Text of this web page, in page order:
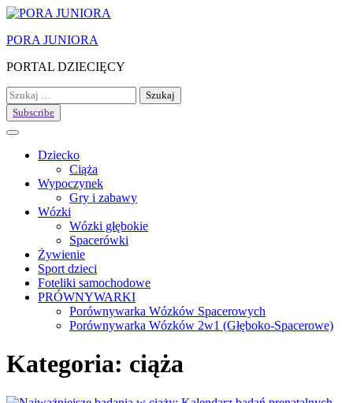
Skip
content
PORA JUNIORA
PORTAL DZIECIĘCY
Szukaj:
Subscribe
Dziecko
Ciąża
Wypoczynek
Gry i zabawy
Wózki
Wózki głębokie
Spacerówki
Żywienie
Sport dzieci
Foteliki samochodowe
PRÓWNYWARKI
Porównywarka Wózków Spacerowych
Porównywarka Wózków 2w1 (Głęboko-Spacerowe)
Kategoria: ciąża